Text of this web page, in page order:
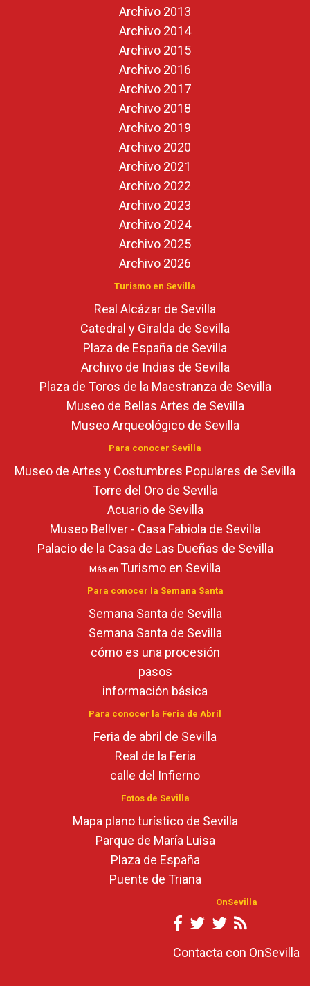
Archivo 2013
Archivo 2014
Archivo 2015
Archivo 2016
Archivo 2017
Archivo 2018
Archivo 2019
Archivo 2020
Archivo 2021
Archivo 2022
Archivo 2023
Archivo 2024
Archivo 2025
Archivo 2026
Turismo en Sevilla
Real Alcázar de Sevilla
Catedral y Giralda de Sevilla
Plaza de España de Sevilla
Archivo de Indias de Sevilla
Plaza de Toros de la Maestranza de Sevilla
Museo de Bellas Artes de Sevilla
Museo Arqueológico de Sevilla
Para conocer Sevilla
Museo de Artes y Costumbres Populares de Sevilla
Torre del Oro de Sevilla
Acuario de Sevilla
Museo Bellver - Casa Fabiola de Sevilla
Palacio de la Casa de Las Dueñas de Sevilla
Más en Turismo en Sevilla
Para conocer la Semana Santa
Semana Santa de Sevilla
Semana Santa de Sevilla
cómo es una procesión
pasos
información básica
Para conocer la Feria de Abril
Feria de abril de Sevilla
Real de la Feria
calle del Infierno
Fotos de Sevilla
Mapa plano turístico de Sevilla
Parque de María Luisa
Plaza de España
Puente de Triana
OnSevilla
Contacta con OnSevilla